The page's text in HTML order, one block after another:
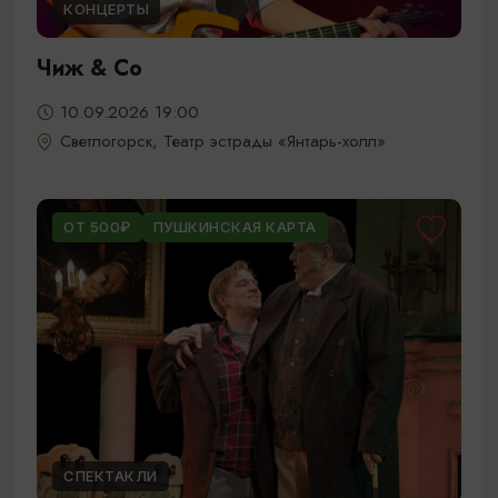
КОНЦЕРТЫ
Чиж & Cо
10.09.2026 19:00
Светлогорск, Театр эстрады «Янтарь-холл»
ОТ 500₽ ПУШКИНСКАЯ КАРТА
СПЕКТАКЛИ